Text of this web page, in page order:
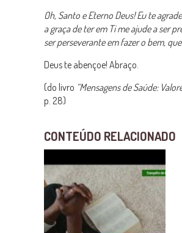
Oh, Santo e Eterno Deus! Eu te
a graça de ter em Ti me ajude a ser
ser perseverante em fazer o bem,
Deus te abençoe! Abraço.
(do livro “Mensagens de Saúde:
p. 28)
CONTEÚDO RELACIONADO